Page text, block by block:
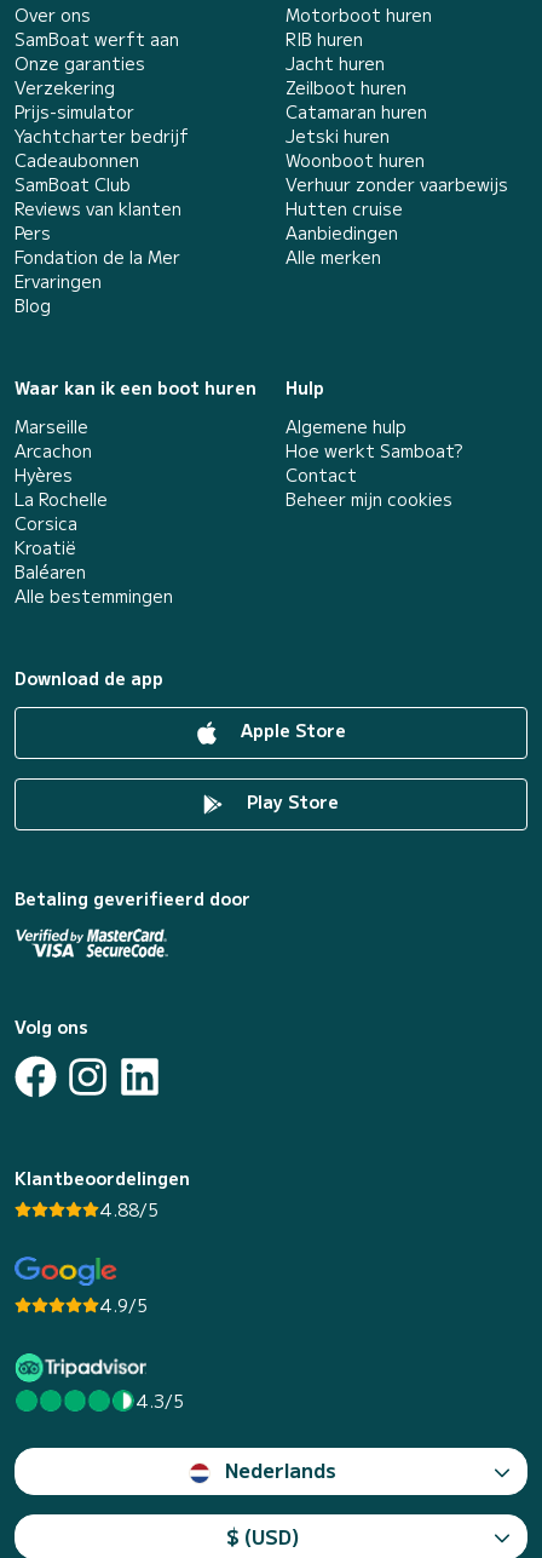
Over ons
SamBoat werft aan
Onze garanties
Verzekering
Prijs-simulator
Yachtcharter bedrijf
Cadeaubonnen
SamBoat Club
Reviews van klanten
Pers
Fondation de la Mer
Ervaringen
Blog
Motorboot huren
RIB huren
Jacht huren
Zeilboot huren
Catamaran huren
Jetski huren
Woonboot huren
Verhuur zonder vaarbewijs
Hutten cruise
Aanbiedingen
Alle merken
Waar kan ik een boot huren
Marseille
Arcachon
Hyères
La Rochelle
Corsica
Kroatië
Baléaren
Alle bestemmingen
Hulp
Algemene hulp
Hoe werkt Samboat?
Contact
Beheer mijn cookies
Download de app
Apple Store
Play Store
Betaling geverifieerd door
Volg ons
Klantbeoordelingen
4.88/5
4.9/5
4.3/5
Nederlands
$ (USD)